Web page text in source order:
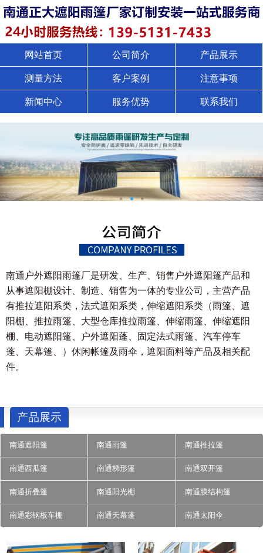
网站首页 公司简介 产品展示
测量方法 客户案例 注意事项
新闻中心 服务优势 联系我们
南通户外遮阳雨篷厂是研发、生产、销售户外遮阳篷产品和
从事遮阳棚设计、制造、销售为一体的专业公司，主营产品
有推拉遮阳系类，法式遮阳系类，伸缩遮阳系类（雨篷、遮
阳棚、推拉雨篷、大型仓库推拉雨篷、伸缩雨篷、伸缩遮阳
棚、电动遮阳篷、户外遮阳蓬、固定法式雨篷、汽车停车
蓬、天幕篷、）休闲帐篷及雨伞，遮阳面料等产品及相关配
件。
产品展示
南通遮阳篷 南通雨篷 南通推拉篷
南通西瓜篷 南通梯形篷 南通双开篷
南通折叠篷 南通阳光棚 南通膜结构篷
南通彩钢板车棚 南通天幕蓬 南通太阳伞